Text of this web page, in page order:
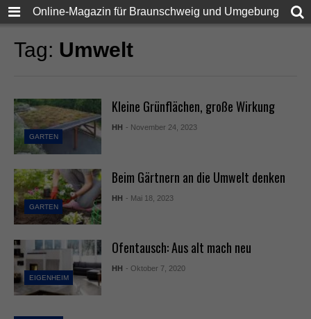
Online-Magazin für Braunschweig und Umgebung
Tag: Umwelt
GARTEN
Kleine Grünflächen, große Wirkung
HH - November 24, 2023
GARTEN
Beim Gärtnern an die Umwelt denken
HH - Mai 18, 2023
EIGENHEIM
Ofentausch: Aus alt mach neu
HH - Oktober 7, 2020